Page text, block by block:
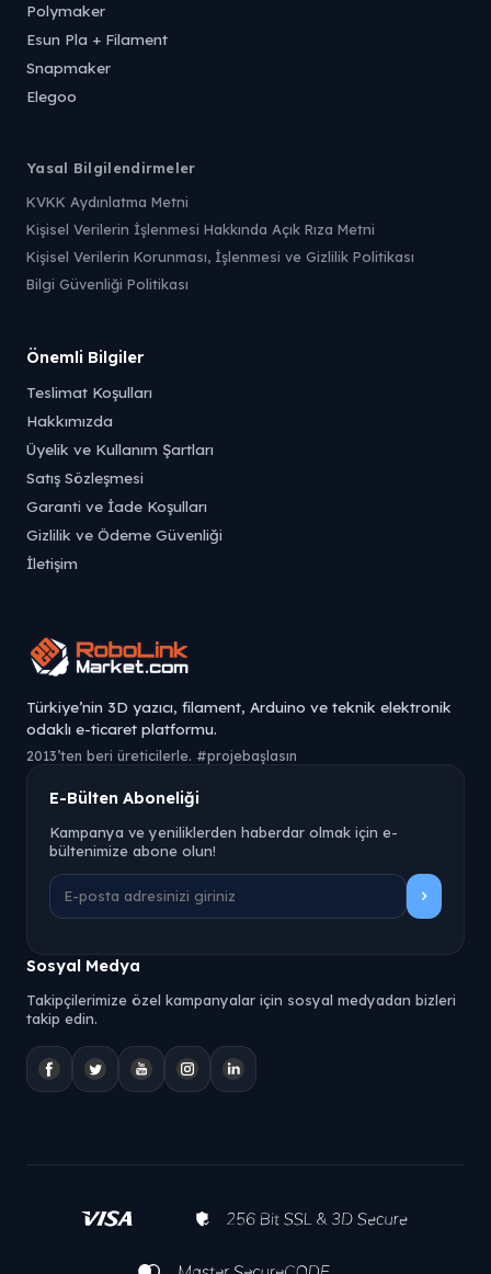
Polymaker
Esun Pla + Filament
Snapmaker
Elegoo
Yasal Bilgilendirmeler
KVKK Aydınlatma Metni
Kişisel Verilerin İşlenmesi Hakkında Açık Rıza Metni
Kişisel Verilerin Korunması, İşlenmesi ve Gizlilik Politikası
Bilgi Güvenliği Politikası
Önemli Bilgiler
Teslimat Koşulları
Hakkımızda
Üyelik ve Kullanım Şartları
Satış Sözleşmesi
Garanti ve İade Koşulları
Gizlilik ve Ödeme Güvenliği
İletişim
Türkiye’nin 3D yazıcı, filament, Arduino ve teknik elektronik
odaklı e-ticaret platformu.
2013’ten beri üreticilerle. #projebaşlasın
E-Bülten Aboneliği
Kampanya ve yeniliklerden haberdar olmak için e-
bültenimize abone olun!
Sosyal Medya
Takipçilerimize özel kampanyalar için sosyal medyadan bizleri
takip edin.